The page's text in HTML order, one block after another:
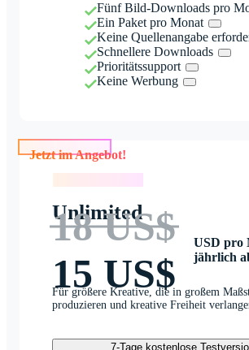
Fünf Bild-Downloads pro
Ein Paket pro Monat
Keine Quellenangabe
Schnellere Downloads
Prioritätssupport
Keine Werbung
Jetzt im Angebot!
Unlimited
18 US$
15 US$
USD pro
jährlich
Für größere Kreative, die in großem
produzieren und kreative Freiheit
7-Tage kostenlose